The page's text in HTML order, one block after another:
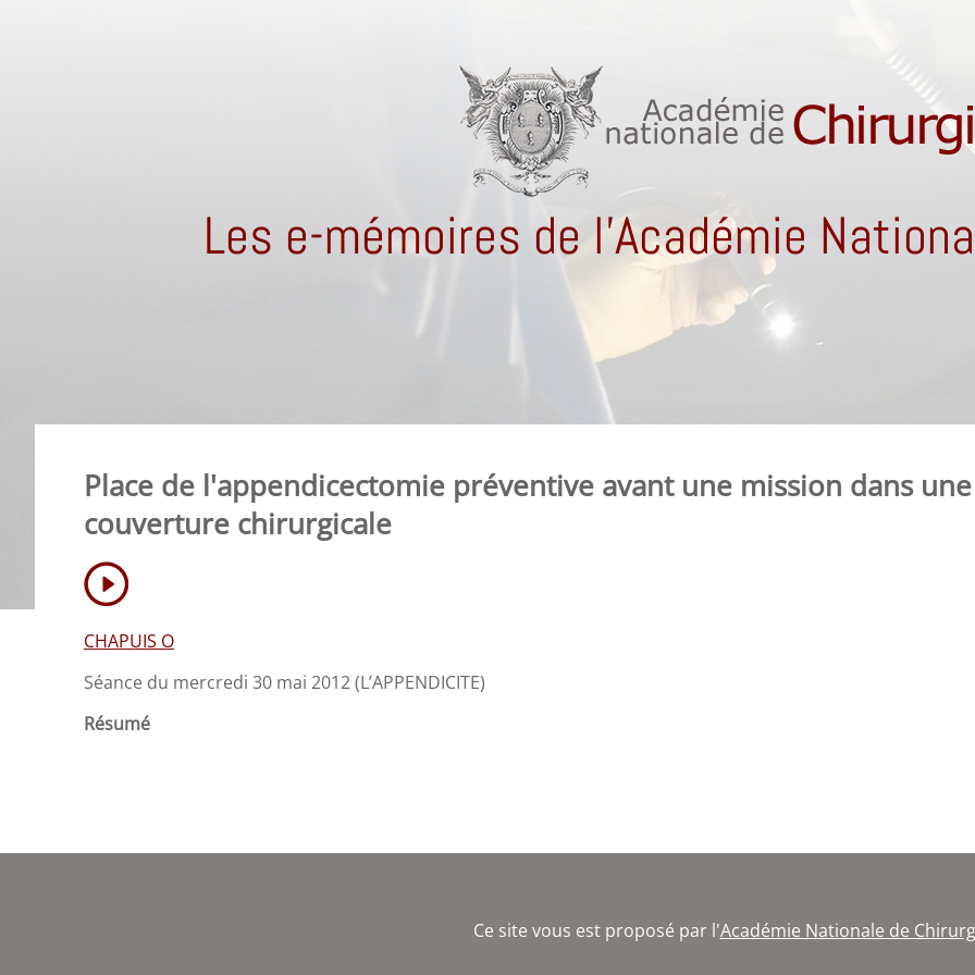
Les e-mémoires de l'Académie
Place de l'appendicectomie préventive avant une mission dans
couverture chirurgicale
CHAPUIS O
Séance du mercredi 30 mai 2012 (L’APPENDICITE)
Résumé
Ce site vous est proposé par l'Académie Nationale de